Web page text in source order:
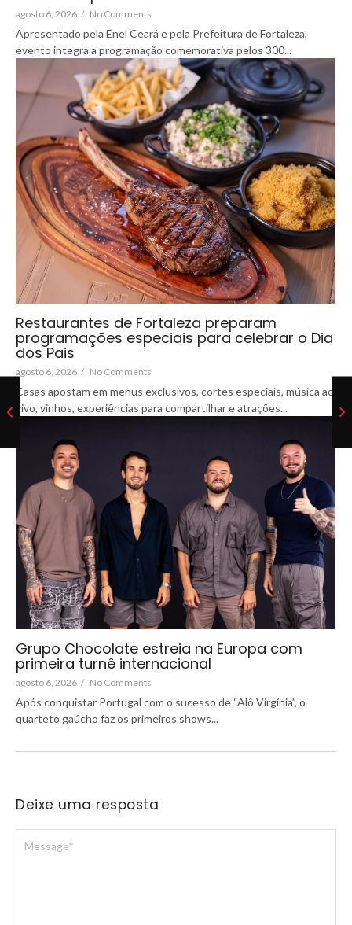
agosto 6, 2026 / No Comments
Apresentado pela Enel Ceará e pela Prefeitura de Fortaleza,
evento integra a programação comemorativa pelos 300...
Restaurantes de Fortaleza preparam
programações especiais para celebrar o Dia
dos Pais
agosto 6, 2026 / No Comments
Casas apostam em menus exclusivos, cortes especiais, música ao
vivo, vinhos, experiências para compartilhar e atrações...
Grupo Chocolate estreia na Europa com
primeira turnê internacional
agosto 6, 2026 / No Comments
Após conquistar Portugal com o sucesso de “Alô Virgínia”, o
quarteto gaúcho faz os primeiros shows...
Deixe uma resposta